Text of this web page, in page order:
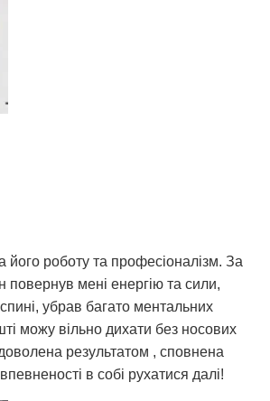
його роботу та професіоналізм. За
повернув мені енергію та сили,
убрав багато ментальних
можу вільно дихати без носових
результатом , сповнена
впевненості в собі рухатися далі!